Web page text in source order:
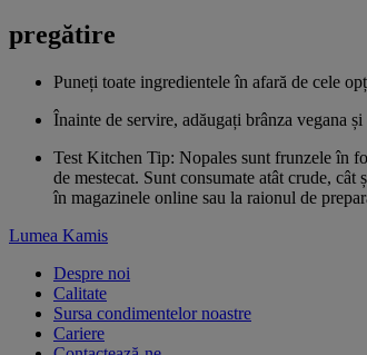
pregătire
Puneți toate ingredientele în afară de cele
Înainte de servire, adăugați brânza vegana
Test Kitchen Tip: Nopales sunt frunzele în
de mestecat. Sunt consumate atât crude,
în magazinele online sau la raionul de
Lumea Kamis
Despre noi
Calitate
Sursa condimentelor noastre
Cariere